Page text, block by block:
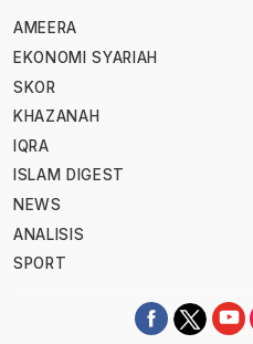
AMEERA
EKONOMI SYARIAH
SKOR
KHAZANAH
IQRA
ISLAM DIGEST
NEWS
ANALISIS
SPORT